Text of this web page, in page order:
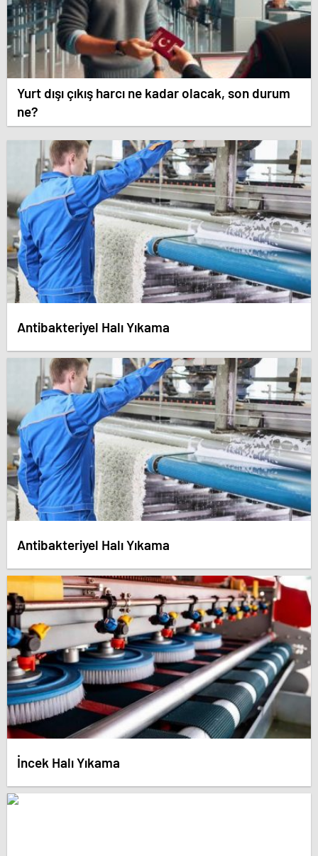
Yurt dışı çıkış harcı ne kadar olacak, son durum
ne?
Antibakteriyel Halı Yıkama
Antibakteriyel Halı Yıkama
İncek Halı Yıkama